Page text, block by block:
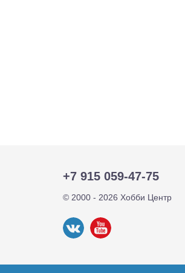
+7 915 059-47-75
© 2000 - 2026 Хобби Центр